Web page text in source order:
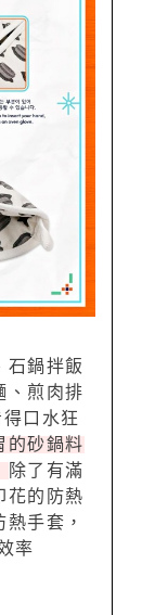
石鍋拌飯
、煎肉排
口水狂
的砂鍋料
除了有滿
花的防熱
手套，
率